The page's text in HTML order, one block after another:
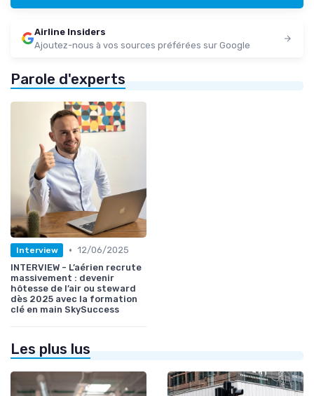
Airline Insiders
Ajoutez-nous à vos sources préférées sur Google
Parole d'experts
Interview • 12/06/2025
INTERVIEW - L’aérien recrute
massivement : devenir
hôtesse de l’air ou steward
dès 2025 avec la formation
clé en main SkySuccess
Les plus lus